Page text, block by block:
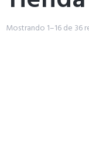
Mostrando 1–16 de 36